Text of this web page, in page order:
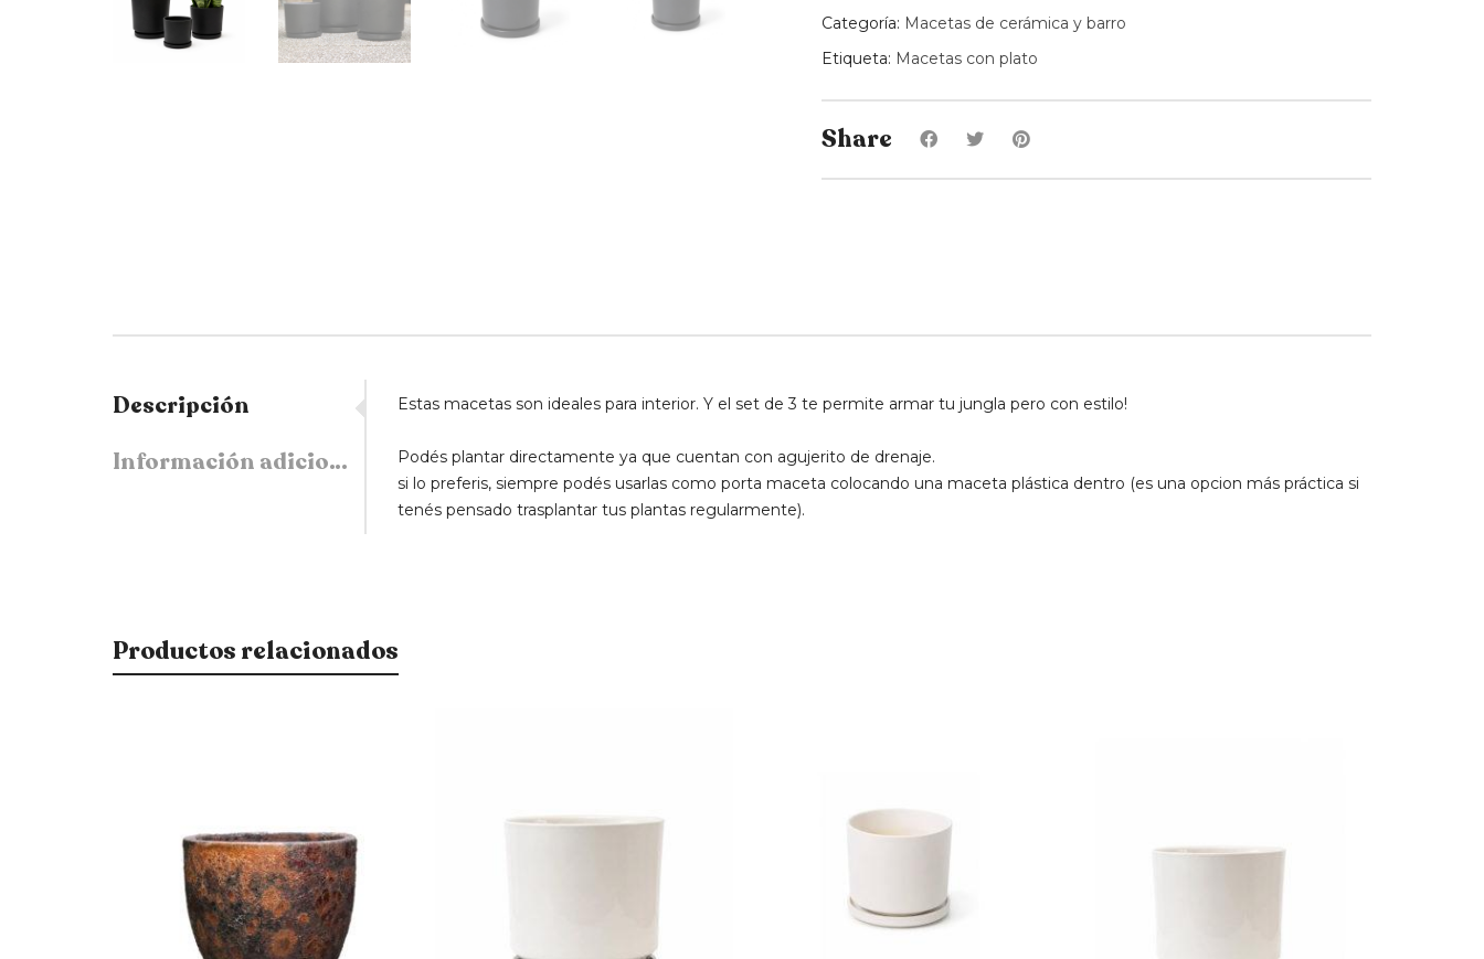
Categoría: Macetas de cerámica y barro
Etiqueta: Macetas con plato
Share
Descripción
Información adicional
Estas macetas son ideales para interior. Y el set de 3 te permite armar tu jungla pero con estilo!
Podés plantar directamente ya que cuentan con agujerito de drenaje.
si lo preferis, siempre podés usarlas como porta maceta colocando una maceta plástica dentro (es una opcion más práctica si
tenés pensado trasplantar tus plantas regularmente).
Productos relacionados
15% OFF